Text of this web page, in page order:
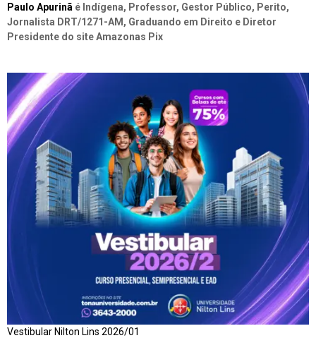
Paulo Apurinã é Indígena, Professor, Gestor Público, Perito,
Jornalista DRT/1271-AM, Graduando em Direito e Diretor
Presidente do site Amazonas Pix
Vestibular Nilton Lins 2026/01